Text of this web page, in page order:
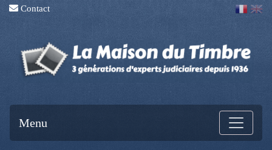
Contact
Menu